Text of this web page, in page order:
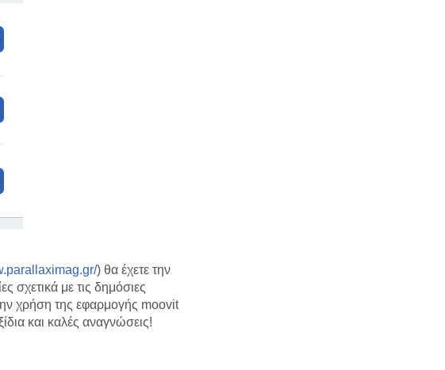
) θα έχετε την
σχετικά με τις δημόσιες
χρήση της εφαρμογής moovit
και καλές αναγνώσεις!